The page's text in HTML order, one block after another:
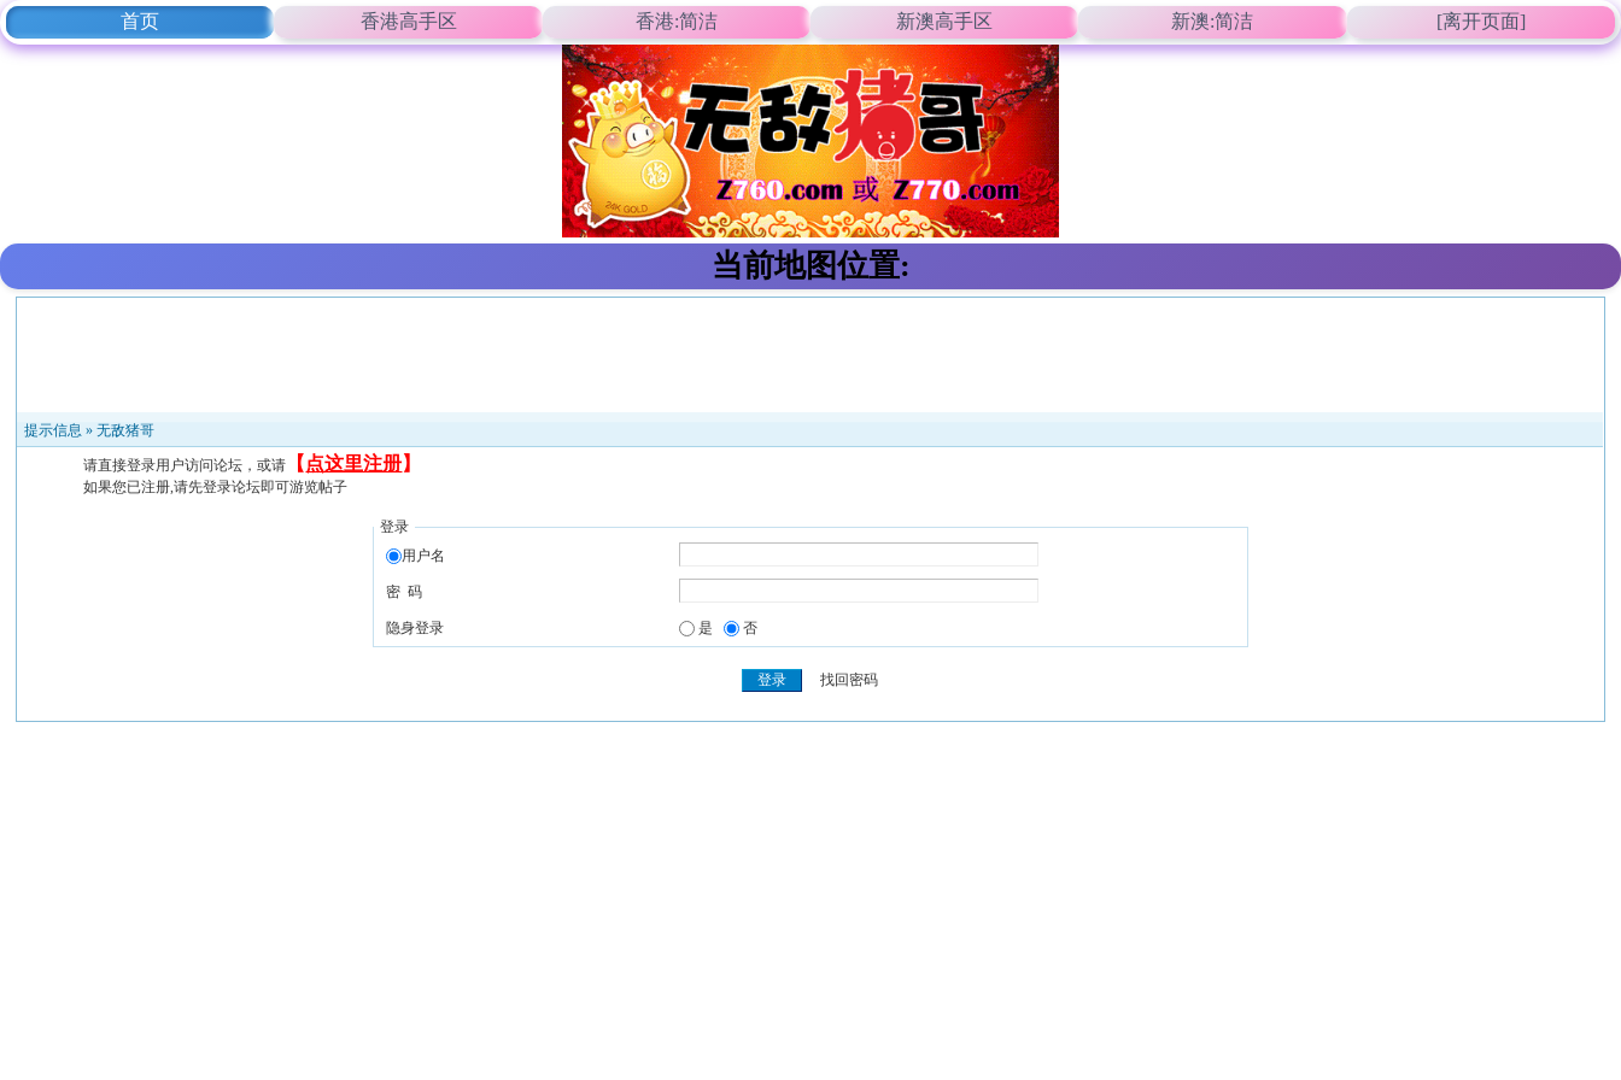
首页 香港高手区 香港:简洁 新澳高手区 新澳:简洁 [离开页面]
当前地图位置:
提示信息 »无敌猪哥
请直接登录用户访问论坛，或请 【 点这里注册】
如果您已注册,请先登录论坛即可游览帖子
登录
用户名
密 码
隐身登录 是 否
找回密码